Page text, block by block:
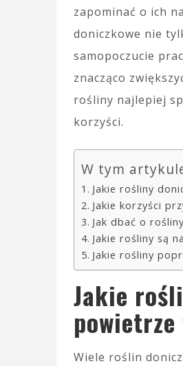
zapominać o ich
doniczkowe nie
samopoczucie
znacząco
rośliny najlepiej
korzyści.
W tym
Jakie rośliny
Jakie korzyści
Jak dbać o
Jakie rośliny są
Jakie rośliny
Jakie
Wiele roślin